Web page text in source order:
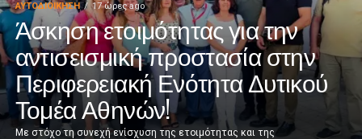
ΑΥΤΟΔΙΟΊΚΗΣΗ 17 ώρες ago
Άσκηση ετοιμότητας για την
αντισεισμική προστασία στην
Περιφερειακή Ενότητα Δυτικού
Τομέα Αθηνών!
Με στόχο τη συνεχή ενίσχυση της ετοιμότητας και της